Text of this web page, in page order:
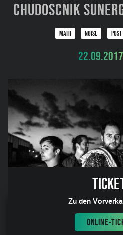
Chudoscnik
MATH NOISE POST
22.09.2017
Zu den
ONLINE-